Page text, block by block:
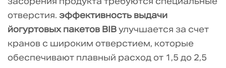
отверстия. эффективность выдачи
йогуртовых пакетов BIBулучшается за счет
кранов с широким отверстием, которые
обеспечивают плавный расход от 1,5 до 2,5